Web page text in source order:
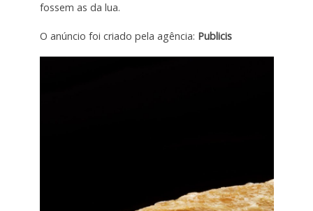
fossem as da lua.
O anúncio foi criado pela agência: Publicis